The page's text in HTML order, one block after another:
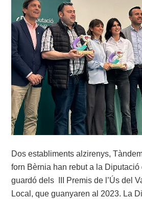
Dos establiments alzirenys,
forn Bèrnia han rebut a la Diputació
guardó dels III Premis de l’Ús del
Local, que guanyaren al 2023. La